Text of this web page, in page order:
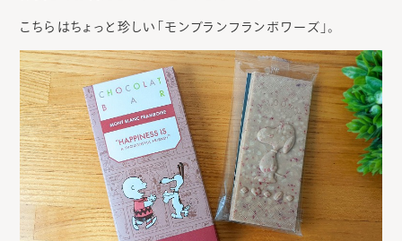
こちらはちょっと珍しい「モンブランフランボワーズ」。